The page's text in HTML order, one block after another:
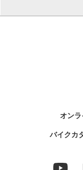
オン
バイクカ